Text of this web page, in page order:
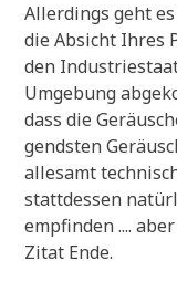
Aller­dings geht
die Absicht Ihres
den
Umge­bung
dass die
gend­sten
alle­samt
statt­des­sen
emp­fin­den ....
Zitat Ende.